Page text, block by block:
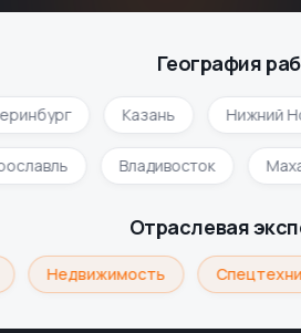
География
Казань Нижний
Ярославль Владивосток
Отраслевая
Недвижимость